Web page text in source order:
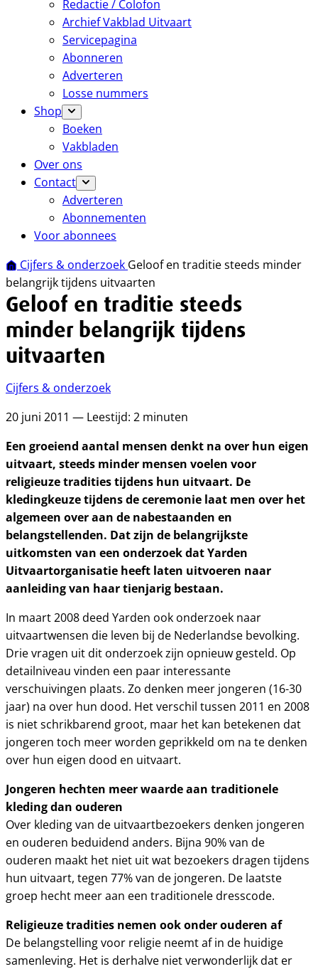
Redactie / Colofon
Archief Vakblad Uitvaart
Servicepagina
Abonneren
Adverteren
Losse nummers
Shop
Boeken
Vakbladen
Over ons
Contact
Adverteren
Abonnementen
Voor abonnees
Cijfers & onderzoek Geloof en traditie steeds minder
belangrijk tijdens uitvaarten
Geloof en traditie steeds
minder belangrijk tijdens
uitvaarten
Cijfers & onderzoek
20 juni 2011 — Leestijd: 2 minuten
Een groeiend aantal mensen denkt na over hun eigen
uitvaart, steeds minder mensen voelen voor
religieuze tradities tijdens hun uitvaart. De
kledingkeuze tijdens de ceremonie laat men over het
algemeen over aan de nabestaanden en
belangstellenden. Dat zijn de belangrijkste
uitkomsten van een onderzoek dat Yarden
Uitvaartorganisatie heeft laten uitvoeren naar
aanleiding van haar tienjarig bestaan.
In maart 2008 deed Yarden ook onderzoek naar
uitvaartwensen die leven bij de Nederlandse bevolking.
Drie vragen uit dit onderzoek zijn opnieuw gesteld. Op
detailniveau vinden een paar interessante
verschuivingen plaats. Zo denken meer jongeren (16-30
jaar) na over hun dood. Het verschil tussen 2011 en 2008
is niet schrikbarend groot, maar het kan betekenen dat
jongeren toch meer worden geprikkeld om na te denken
over hun eigen dood en uitvaart.
Jongeren hechten meer waarde aan traditionele
kleding dan ouderen
Over kleding van de uitvaartbezoekers denken jongeren
en ouderen beduidend anders. Bijna 90% van de
ouderen maakt het niet uit wat bezoekers dragen tijdens
hun uitvaart, tegen 77% van de jongeren. De laatste
groep hecht meer aan een traditionele dresscode.
Religieuze tradities nemen ook onder ouderen af
De belangstelling voor religie neemt af in de huidige
samenleving. Het is derhalve niet verwonderlijk dat er